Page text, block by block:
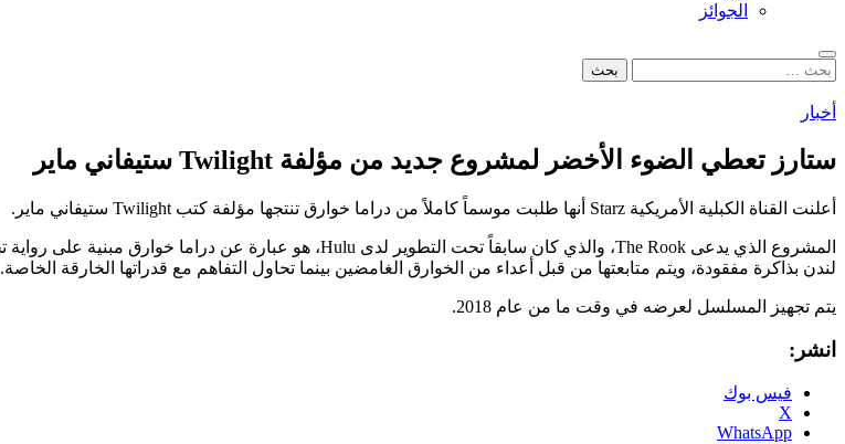
الجوائز
بحث
البحث
أخبار
ستارز تعطي الضوء الأخضر لمشروع جديد من مؤلفة Twilight ستيفاني ماير
أعلنت القناة الكبلية الأمريكية Starz أنها طلبت موسماً كاملاً من دراما خوارق تنتجها مؤلفة كتب Twilight ستيفاني ماير.
لندن بذاكرة مفقودة، ويتم متابعتها من قبل أعداء من الخوارق الغامضين بينما تحاول التفاهم مع قدراتها الخارقة الخاصة.
يتم تجهيز المسلسل لعرضه في وقت ما من عام 2018.
انشر:
فيس بوك
X
WhatsApp